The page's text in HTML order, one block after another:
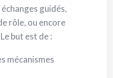
guidés,
rôle, ou encore
but est de :
mécanismes